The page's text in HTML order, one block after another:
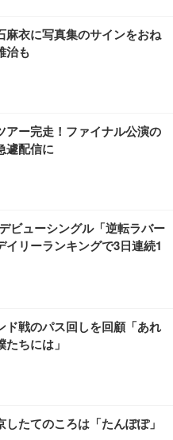
ンチェア (ホワイト)
ェア デスクチェア 肘なし メ
ーサポート付き 腰サポート ガ
回転 キャスター付き コンパク
FHD】GRAPHT THE S
24” Essential ゲーミン
ンチ 1ms FHD 量子ドット 残
トシーツ 超厚型 お徳用 レギ
限定】
麻衣に写真集のサインをおね
治も
アー完走！ファイナル公演の
遽配信に
ビューシングル「逆転ラバー
イリーランキングで3日連続1
ド戦のパス回しを回顧「あれ
ちには」
たてのころは「たんぽぽ」